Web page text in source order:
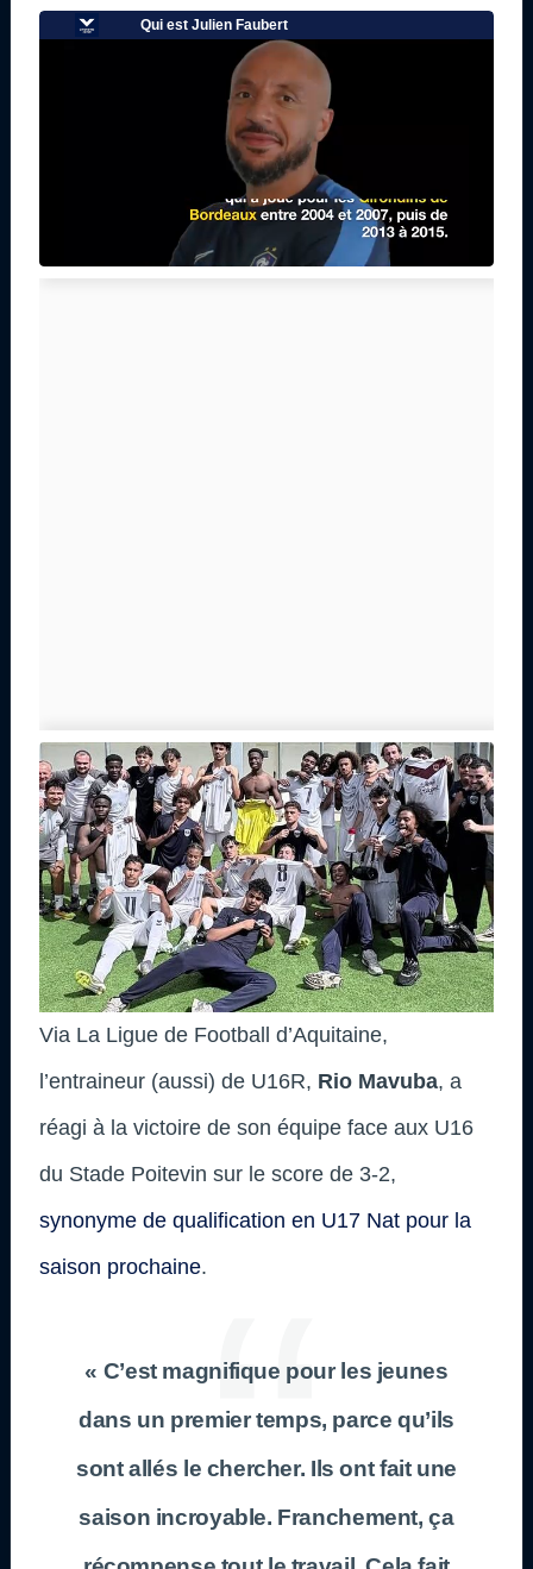
Via La Ligue de Football d’Aquitaine,
l’entraineur (aussi) de U16R, Rio Mavuba, a
réagi à la victoire de son équipe face aux U16
du Stade Poitevin sur le score de 3-2,
synonyme de qualification en U17 Nat pour la
saison prochaine.
« C’est magnifique pour les jeunes
dans un premier temps, parce qu’ils
sont allés le chercher. Ils ont fait une
saison incroyable. Franchement, ça